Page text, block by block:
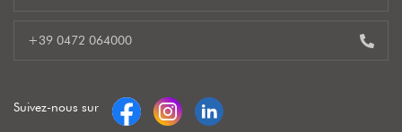
+39 0472 064000
Suivez-nous sur